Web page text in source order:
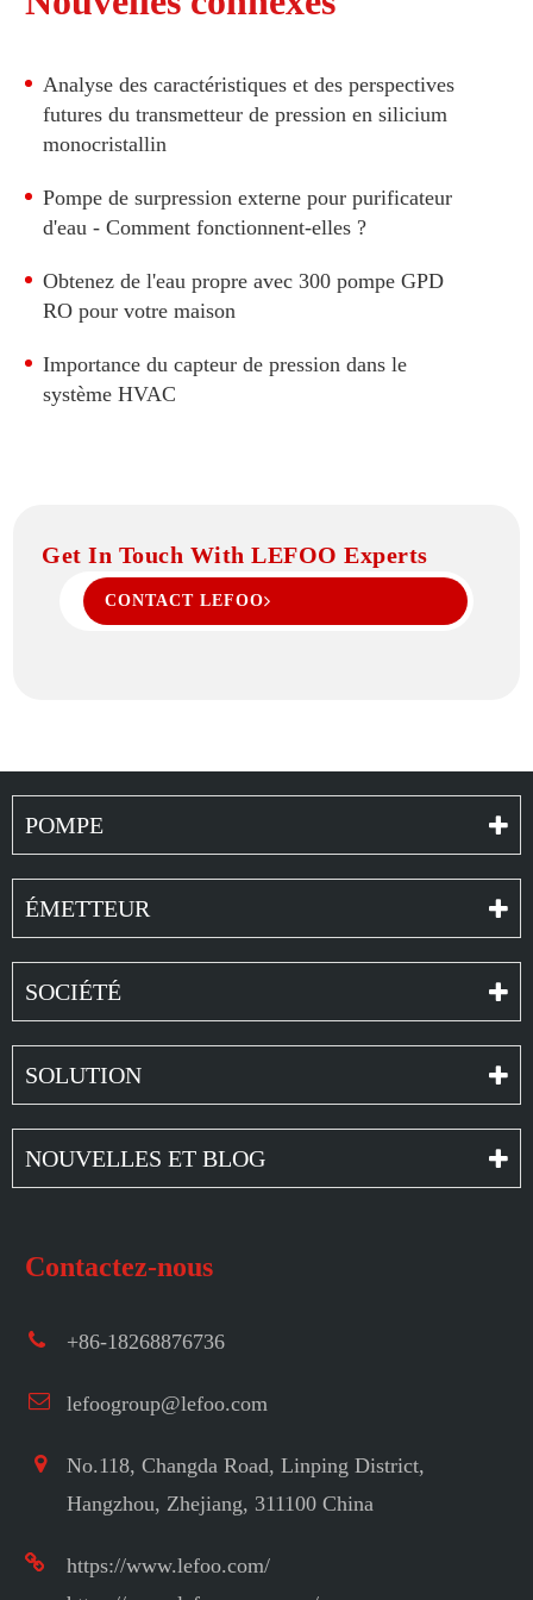
Analyse des caractéristiques et des perspectives
futures du transmetteur de pression en silicium
monocristallin
Pompe de surpression externe pour purificateur
d'eau - Comment fonctionnent-elles ?
Obtenez de l'eau propre avec 300 pompe GPD
RO pour votre maison
Importance du capteur de pression dans le
système HVAC
Get In Touch With LEFOO Experts
CONTACT LEFOO
POMPE
ÉMETTEUR
SOCIÉTÉ
SOLUTION
NOUVELLES ET BLOG
Contactez-nous
+86-18268876736
lefoogroup@lefoo.com
No.118, Changda Road, Linping District,
Hangzhou, Zhejiang, 311100 China
https://www.lefoo.com/